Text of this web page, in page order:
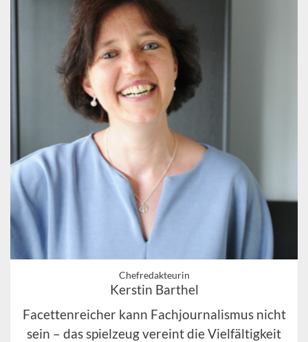
Chefredakteurin
Kerstin Barthel
Facettenreicher kann Fachjournalismus nicht
sein – das spielzeug vereint die Vielfältigkeit